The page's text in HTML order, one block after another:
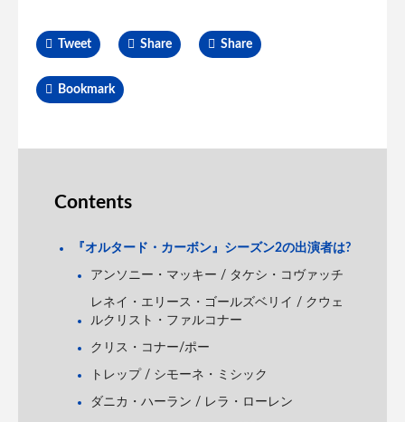
Tweet Share Share
Bookmark
Contents
『オルタード・カーボン』シーズン2の出演者は?
アンソニー・マッキー / タケシ・コヴァッチ
レネイ・エリース・ゴールズベリイ / クウェ
ルクリスト・ファルコナー
クリス・コナー/ポー
トレップ / シモーネ・ミシック
ダニカ・ハーラン / レラ・ローレン